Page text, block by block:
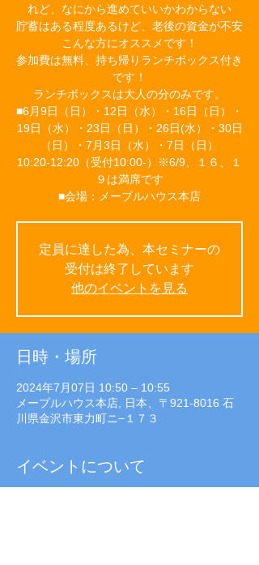
れど、なにから進めていいかわからない
貯蓄はある程度あるけど、老後の資金が不安
こんな方にオススメです！
参加費は無料、持ち帰りランチボックス付き
です！
ランチボックスは大人の分のみです。
■6月9日（日）・12日（水）・16日（日）・
19日（水）・23日（日）・26日(水）・30日
（日）・7月3日（水）・7日（日）
10:20-12:20（受付10:00-）※6/9、１６、１
９は満席です
■会場：メープルハウス本店
定員に達した為、本セミナーの
受付は終了しています
他のイベントを見る
日時・場所
2024年7月07日 10:50 – 10:55
メープルハウス本店, 日本、〒921-8016 石
川県金沢市東力町ニ−１７３
イベントについて